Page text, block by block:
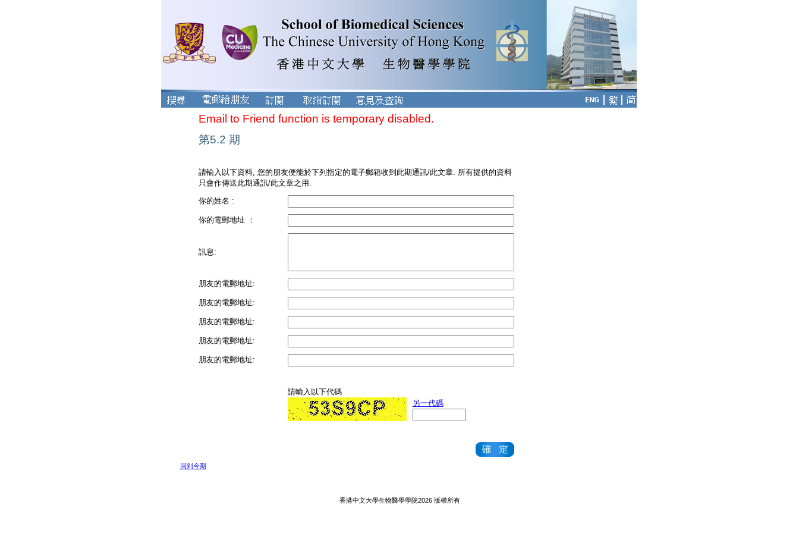
Email to Friend function is temporary disabled.
第5.2 期
請輸入以下資料, 您的朋友便能於下列指定的電子郵箱收到此期通訊/此文章. 所有提供的資料
只會作傳送此期通訊/此文章之用.
你的姓名 :
你的電郵地址 ：
訊息:
朋友的電郵地址:
朋友的電郵地址:
朋友的電郵地址:
朋友的電郵地址:
朋友的電郵地址:
請輸入以下代碼
另一代碼
回到今期
香港中文大學生物醫學學院2026 版權所有